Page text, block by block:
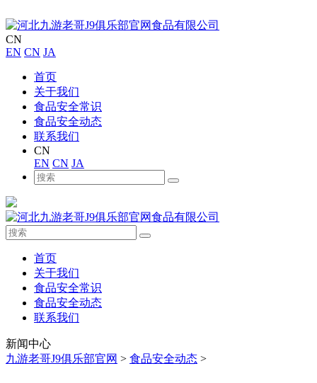
CN
EN CN JA
首页
关于我们
食品安全常识
食品安全动态
联系我们
CN
EN CN JA
首页
关于我们
食品安全常识
食品安全动态
联系我们
新闻中心
九游老哥J9俱乐部官网 > 食品安全动态 >